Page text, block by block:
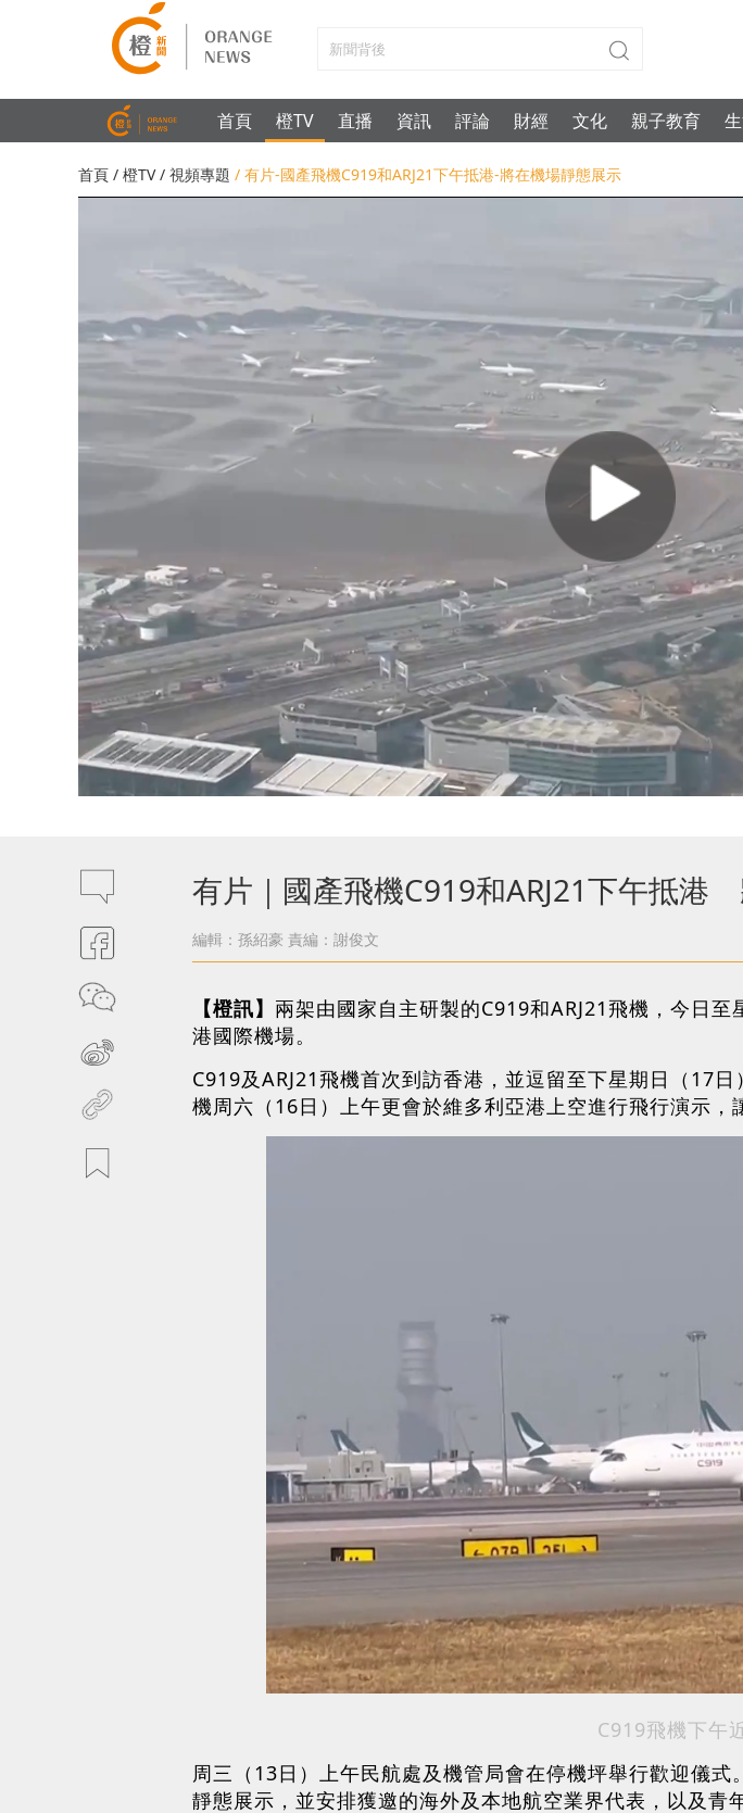
首頁 橙TV 直播 資訊 評論 財經 文化 親子教育
首頁 / 橙TV/ 視頻專題 / 有片-國產飛機C919和ARJ21下午抵港-將在機場靜態展示
有片｜國產飛機C919和ARJ21下午抵港
編輯：孫紹豪 責編：謝俊文
【橙訊】 兩架由國家自主研製的C919和ARJ21飛機，今日
港國際機場。
C919及ARJ21飛機首次到訪香港，並逗留至下星期日（17
機周六（16日）上午更會於維多利亞港上空進行飛行演示，
C919飛機下午
周三（13日）上午民航處及機管局會在停機坪舉行歡迎儀
靜態展示，並安排獲邀的海外及本地航空業界代表，以及青